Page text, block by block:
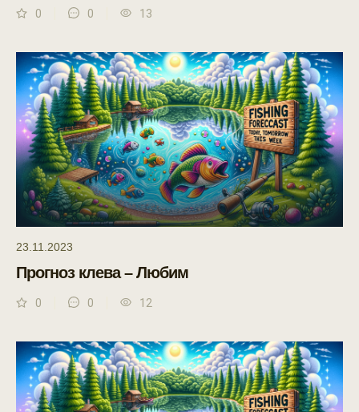
0 0 13
23.11.2023
Прогноз клева – Любим
0 0 12